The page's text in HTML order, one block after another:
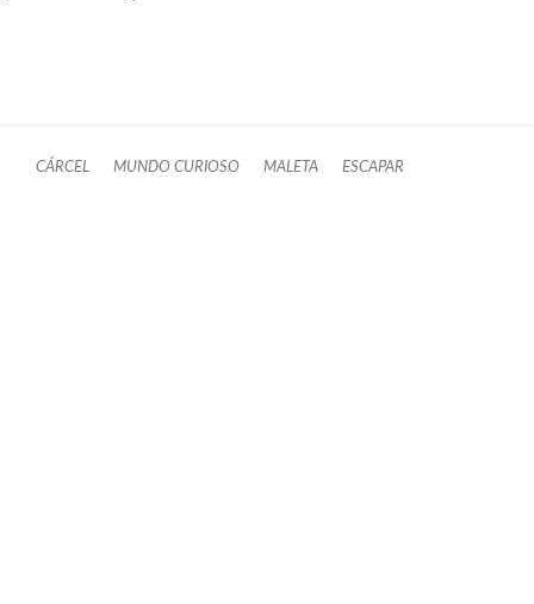
CÁRCEL MUNDO CURIOSO MALETA ESCAPAR